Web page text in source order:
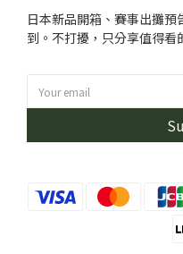
日本新品開箱、賽事出攤
到。不打擾，只分享值得看